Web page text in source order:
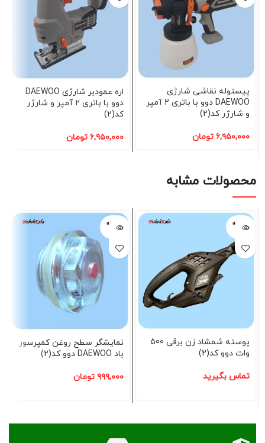
پیستوله نقاشی شارژی
DAEWOO دوو با باتری 2 آمپر
و شارژر کد(2)
۶,۹۵۰,۰۰۰ تومان
اره عمودبر شارژی DAEWOO
دوو با باتری 2 آمپر و شارژر
کد(2)
۶,۹۵۰,۰۰۰ تومان
محصولات مشابه
فروخته
شده
پوسته شمشاد زن برقی 500
وات دوو کد(2)
تماس بگیرید
فروخته
شده
نمایشگر سطح روغن کمپرسور
باد DAEWOO دوو کد(2)
۹۹۹,۰۰۰ تومان